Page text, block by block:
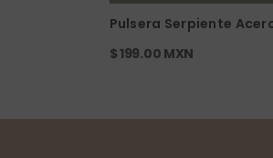
Pulsera Serpiente
$ 199.00 MXN